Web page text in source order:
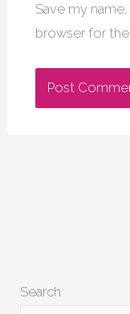
Save my
browser for
Search